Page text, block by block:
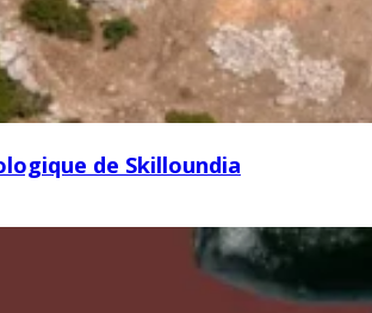
de Skilloundia